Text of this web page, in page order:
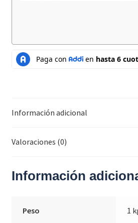
Información adicional
Valoraciones (0)
Información
Peso 1